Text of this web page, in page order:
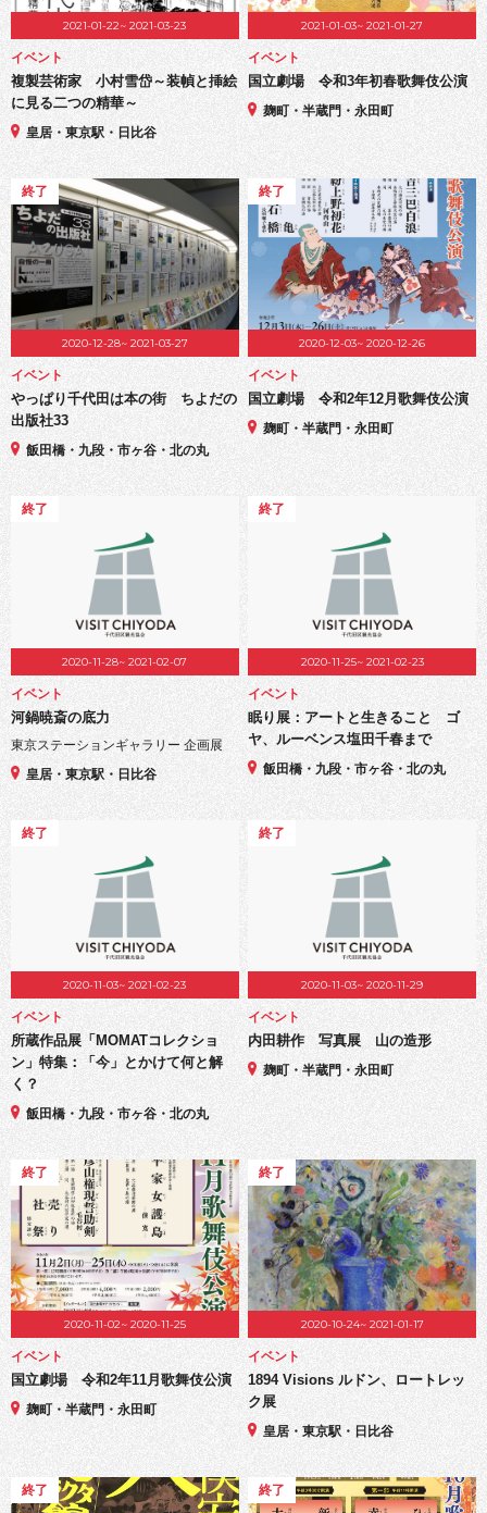
2021-01-22~ 2021-03-23
イベント
複製芸術家 小村雪岱～装幀と挿絵
に見る二つの精華～
皇居・東京駅・日比谷
2021-01-03~ 2021-01-27
イベント
国立劇場 令和3年初春歌舞伎公演
麹町・半蔵門・永田町
終了
2020-12-28~ 2021-03-27
イベント
やっぱり千代田は本の街 ちよだの
出版社33
飯田橋・九段・市ヶ谷・北の丸
終了
2020-12-03~ 2020-12-26
イベント
国立劇場 令和2年12月歌舞伎公演
麹町・半蔵門・永田町
終了
2020-11-28~ 2021-02-07
イベント
河鍋暁斎の底力
東京ステーションギャラリー 企画展
皇居・東京駅・日比谷
終了
2020-11-25~ 2021-02-23
イベント
眠り展：アートと生きること ゴ
ヤ、ルーベンス塩田千春まで
飯田橋・九段・市ヶ谷・北の丸
終了
2020-11-03~ 2021-02-23
イベント
所蔵作品展「MOMATコレクショ
ン」特集：「今」とかけて何と解
く？
飯田橋・九段・市ヶ谷・北の丸
終了
2020-11-03~ 2020-11-29
イベント
内田耕作 写真展 山の造形
麹町・半蔵門・永田町
終了
2020-11-02~ 2020-11-25
イベント
国立劇場 令和2年11月歌舞伎公演
麹町・半蔵門・永田町
終了
2020-10-24~ 2021-01-17
イベント
1894 Visions ルドン、ロートレッ
ク展
皇居・東京駅・日比谷
終了 終了